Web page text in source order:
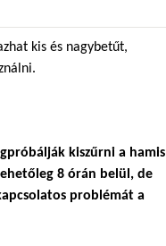
kis és nagybetűt,
kiszűrni a hamis
8 órán belül, de
problémát a